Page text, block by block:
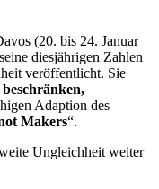
(20. bis 24. Januar
diesjährigen Zahlen
veröffentlicht. Sie
Adaption des
Makers“.
Ungleichheit weiter